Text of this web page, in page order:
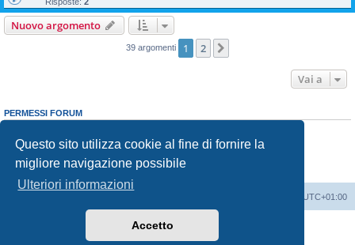
Questo sito utilizza cookie al fine di fornire la
migliore navigazione possibile
Ulteriori informazioni
Accetto
Nuovo argomento
39 argomenti 1 2
Vai a
PERMESSI FORUM
Non puoi
rispondere negli argomenti
Non puoimodificare i tuoi messaggi
Non puoicancellare i tuoi messaggi
Non puoi
inviare allegati
UTC+01:00
phpBB® Forum Software © phpBB Limited
phpBB-Italia.it